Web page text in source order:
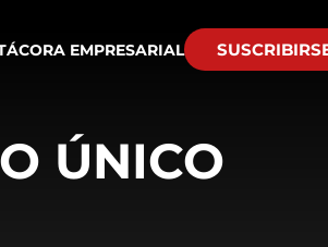
EMPRESARIAL
ÚNICO